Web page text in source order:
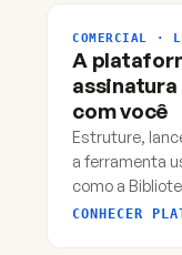
COMERCIAL ·
A
com você
Estruture,
a ferramenta
como a
gestão
CONHECER